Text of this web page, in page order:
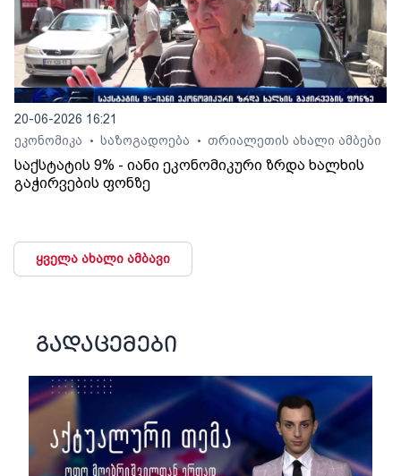
20-06-2026 16:21
ეკონომიკა
• საზოგადოება • თრიალეთის ახალი ამბები
საქსტატის 9% - იანი ეკონომიკური ზრდა ხალხის
გაჭირვების ფონზე
ყველა ახალი ამბავი
გადაცემები